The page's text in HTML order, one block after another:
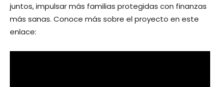
juntos, impulsar más familias protegidas con finanzas
más sanas. Conoce más sobre el proyecto en este
enlace: